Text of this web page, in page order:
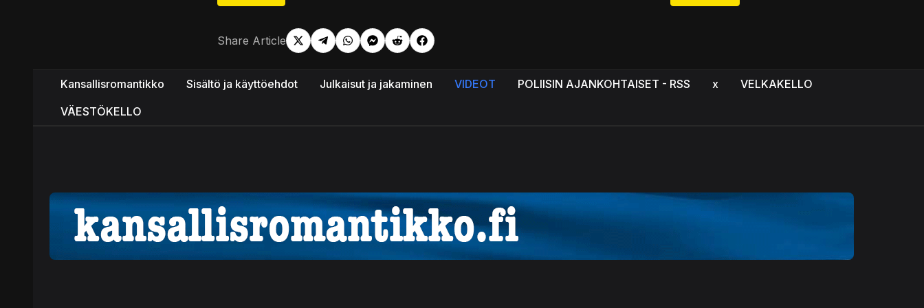
Share Article
Kansallisromantikko Sisältö ja käyttöehdot Julkaisut ja jakaminen VIDEOT POLIISIN AJANKOHTAISET - RSS x
VELKAKELLO
VÄESTÖKELLO